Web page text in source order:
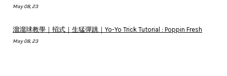
May 08, 23
溜溜球教學｜招式｜生猛彈跳｜Yo-Yo Trick Tutorial : Poppin Fresh
May 08, 23